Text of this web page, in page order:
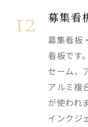
12 募集看
募集看板
看板です
セーム、
アルミ複
が使われ
インクジ